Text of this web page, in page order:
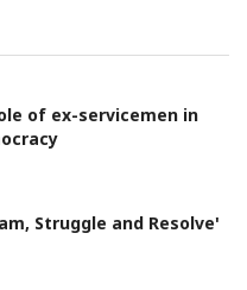
of ex-servicemen in
Struggle and Resolve'